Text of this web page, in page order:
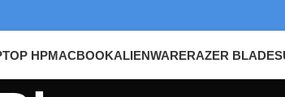
HPMACBOOKALIENWARERAZER BLADE